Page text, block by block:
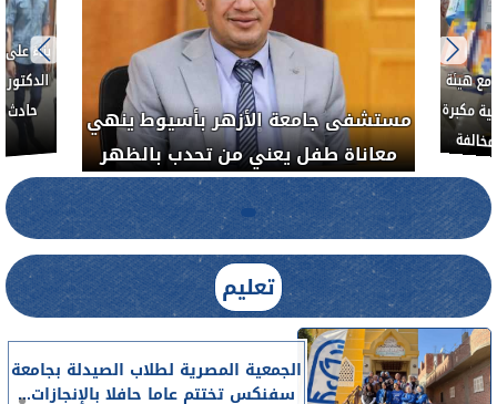
مستشفى جامعة
معاناة طفل
العلاج الحر بمنفلوط بالتعاون مع هيئة
الدواء المصرية يشن حملة رقابية مكبرة
لضبط المنشآت الطبية المخالفة .....
تعليم
الجمعية المصرية لطلاب الصيدلة بجامعة
سفنكس تختتم عاما حافلا بالإنجازات...